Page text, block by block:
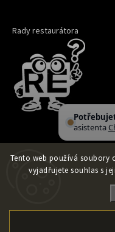
Tento web používá soubory
vyjadřujete souhlas s
Rady restaurátora
asistenta